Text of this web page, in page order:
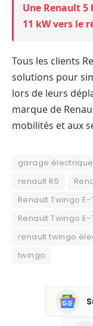
Une Renault
11 kW vers le
Tous les clients
solutions pour
lors de leurs
marque de
mobilités et aux
garage
renault R5
Renault Twingo E-
Renault Twingo
renault twingo
twingo